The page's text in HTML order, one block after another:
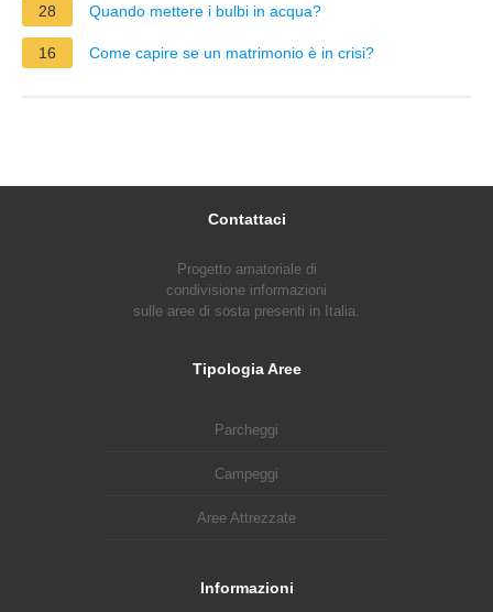
28 Quando mettere i bulbi in acqua?
16 Come capire se un matrimonio è in crisi?
Contattaci
Progetto amatoriale di
condivisione informazioni
sulle aree di sosta presenti in Italia.
Tipologia Aree
Parcheggi
Campeggi
Aree Attrezzate
Informazioni